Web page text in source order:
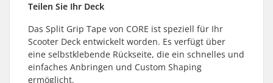
Teilen Sie Ihr Deck
Das Split Grip Tape von CORE ist speziell für Ihr
Scooter Deck entwickelt worden. Es verfügt über
eine selbstklebende Rückseite, die ein schnelles und
einfaches Anbringen und Custom Shaping
ermöglicht.